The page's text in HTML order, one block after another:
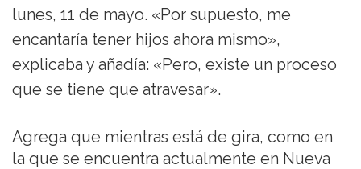
lunes, 11 de mayo. «Por supuesto, me
encantaría tener hijos ahora mismo»,
explicaba y añadía: «Pero, existe un proceso
que se tiene que atravesar».
Agrega que mientras está de gira, como en
la que se encuentra actualmente en Nueva